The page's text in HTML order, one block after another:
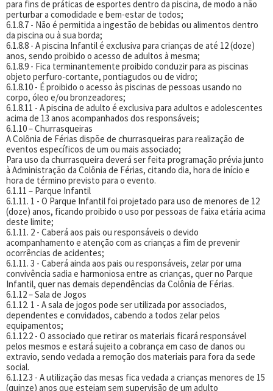
para fins de práticas de esportes dentro da piscina, de modo a não
perturbar a comodidade e bem-estar de todos;
6.1.8.7 - Não é permitida a ingestão de bebidas ou alimentos dentro
da piscina ou à sua borda;
6.1.8.8 - A piscina Infantil é exclusiva para crianças de até 12 (doze)
anos, sendo proibido o acesso de adultos à mesma;
6.1.8.9 - Fica terminantemente proibido conduzir para as piscinas
objeto perfuro-cortante, pontiagudos ou de vidro;
6.1.8.10 - É proibido o acesso às piscinas de pessoas usando no
corpo, óleo e/ou bronzeadores;
6.1.8.11 - A piscina de adulto é exclusiva para adultos e adolescentes
acima de 13 anos acompanhados dos responsáveis;
6.1.10 – Churrasqueiras
A Colônia de Férias dispõe de churrasqueiras para realização de
eventos específicos de um ou mais associado;
Para uso da churrasqueira deverá ser feita programação prévia junto
à Administração da Colônia de Férias, citando dia, hora de início e
hora de término previsto para o evento.
6.1.11 – Parque Infantil
6.1.11. 1 - O Parque Infantil foi projetado para uso de menores de 12
(doze) anos, ficando proibido o uso por pessoas de faixa etária acima
deste limite;
6.1.11. 2 - Caberá aos pais ou responsáveis o devido
acompanhamento e atenção com as crianças a fim de prevenir
ocorrências de acidentes;
6.1.11. 3 - Caberá ainda aos pais ou responsáveis, zelar por uma
convivência sadia e harmoniosa entre as crianças, quer no Parque
Infantil, quer nas demais dependências da Colônia de Férias.
6.1.12 – Sala de Jogos
6.1.12. 1 - A sala de jogos pode ser utilizada por associados,
dependentes e convidados, cabendo a todos zelar pelos
equipamentos;
6.1.12.2 - O associado que retirar os materiais ficará responsável
pelos mesmos e estará sujeito a cobrança em caso de danos ou
extravio, sendo vedada a remoção dos materiais para fora da sede
social.
6.1.12.3 - A utilização das mesas fica vedada a crianças menores de 15
(quinze) anos que estejam sem supervisão de um adulto